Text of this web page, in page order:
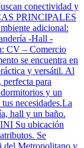
conectividad y
PRINCIPALES
adicional:
-Hall -
CV – Comercio
se encuentra en
y versátil. Al
perfecta para
y un
necesidades.La
hall y un baño.
Su ubicación
Se
del Metropolitano y